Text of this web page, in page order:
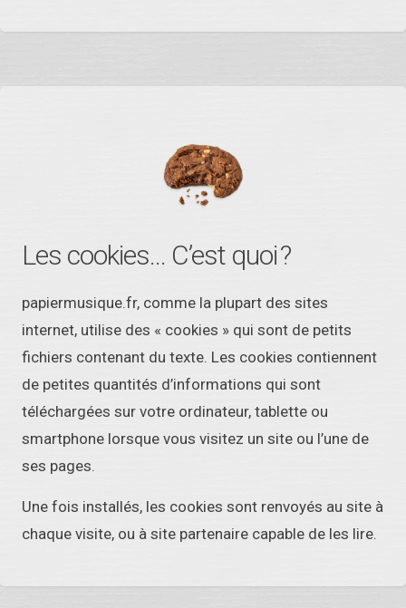
Les cookies... C’est quoi ?
papiermusique.fr, comme la plupart des sites
internet, utilise des « cookies » qui sont de petits
fichiers contenant du texte. Les cookies contiennent
de petites quantités d’informations qui sont
téléchargées sur votre ordinateur, tablette ou
smartphone lorsque vous visitez un site ou l’une de
ses pages.
Une fois installés, les cookies sont renvoyés au site à
chaque visite, ou à site partenaire capable de les lire.